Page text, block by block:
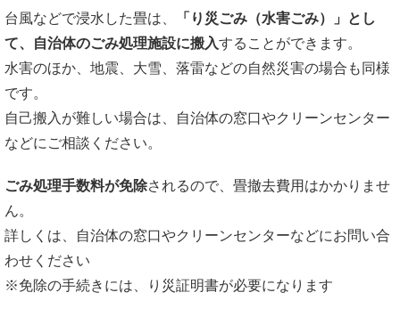
台風などで浸水した畳は、
「り災ごみ（水害ごみ）」とし
て、自治体のごみ処理施設に搬入することができます。
水害のほか、地震、大雪、落雷などの自然災害の場合も同様
です。
自己搬入が難しい場合は、自治体の窓口やクリーンセンター
などにご相談ください。
ごみ処理手数料が免除されるので、畳撤去費用はかかりませ
ん。
詳しくは、自治体の窓口やクリーンセンターなどにお問い合
わせください
※免除の手続きには、り災証明書が必要になります